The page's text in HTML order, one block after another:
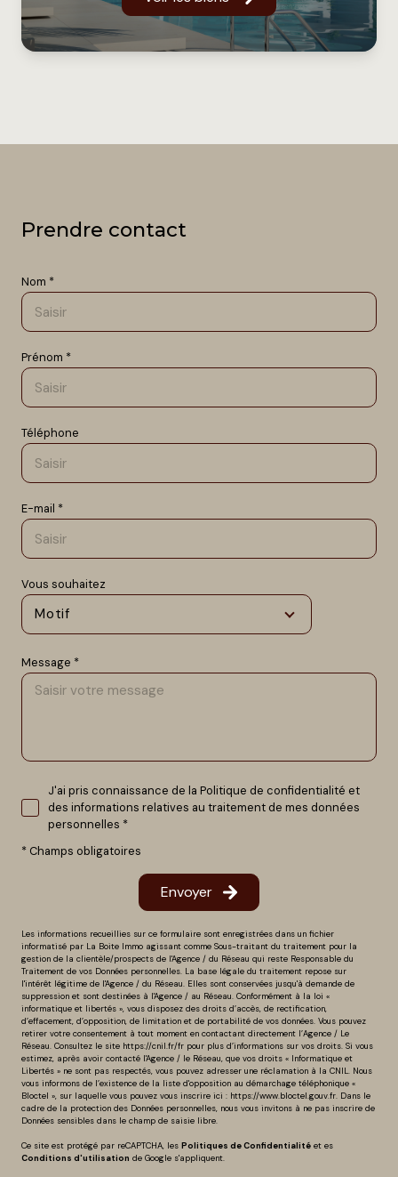
Prendre contact
Nom *
Prénom *
Téléphone
E-mail *
Vous souhaitez
Motif
Message *
J'ai pris connaissance de la Politique de confidentialité et
des informations relatives au traitement de mes données
personnelles *
* Champs obligatoires
Envoyer
Les informations recueillies sur ce formulaire sont enregistrées dans un fichier
informatisé par La Boite Immo agissant comme Sous-traitant du traitement pour la
gestion de la clientèle/prospects de l'Agence / du Réseau qui reste Responsable du
Traitement de vos Données personnelles. La base légale du traitement repose sur
l'intérêt légitime de l'Agence / du Réseau. Elles sont conservées jusqu'à demande de
suppression et sont destinées à l'Agence / au Réseau. Conformément à la loi «
informatique et libertés », vous disposez des droits d’accès, de rectification,
d’effacement, d’opposition, de limitation et de portabilité de vos données. Vous pouvez
retirer votre consentement à tout moment en contactant directement l’Agence / Le
Réseau. Consultez le site https://cnil.fr/fr pour plus d’informations sur vos droits. Si vous
estimez, après avoir contacté l'Agence / le Réseau, que vos droits « Informatique et
Libertés » ne sont pas respectés, vous pouvez adresser une réclamation à la CNIL. Nous
vous informons de l’existence de la liste d'opposition au démarchage téléphonique «
Bloctel », sur laquelle vous pouvez vous inscrire ici : https://www.bloctel.gouv.fr. Dans le
cadre de la protection des Données personnelles, nous vous invitons à ne pas inscrire de
Données sensibles dans le champ de saisie libre.
Ce site est protégé par reCAPTCHA, les Politiques de Confidentialité et es
Conditions d'utilisation de Google s'appliquent.